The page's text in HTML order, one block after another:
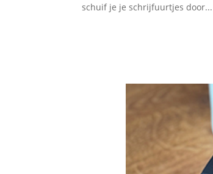
schuif je je schrijfuurtjes door...